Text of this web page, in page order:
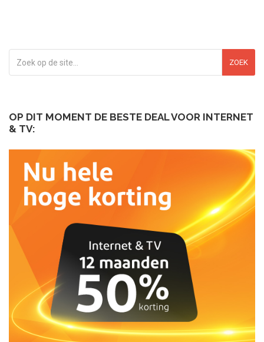
ZOEK
OP DIT MOMENT DE BESTE DEAL VOOR INTERNET
& TV: